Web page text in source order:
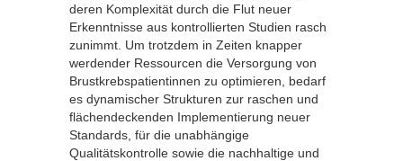
deren Komplexität durch die Flut neuer
Erkenntnisse aus kontrollierten Studien rasch
zunimmt. Um trotzdem in Zeiten knapper
werdender Ressourcen die Versorgung von
Brustkrebspatientinnen zu optimieren, bedarf
es dynamischer Strukturen zur raschen und
flächendeckenden Implementierung neuer
Standards, für die unabhängige
Qualitätskontrolle sowie die nachhaltige und